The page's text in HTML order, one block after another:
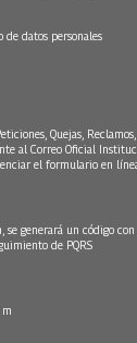
datos personales
Quejas,
al Correo Oficial
el formulario en
generará un código
de PQRS
m